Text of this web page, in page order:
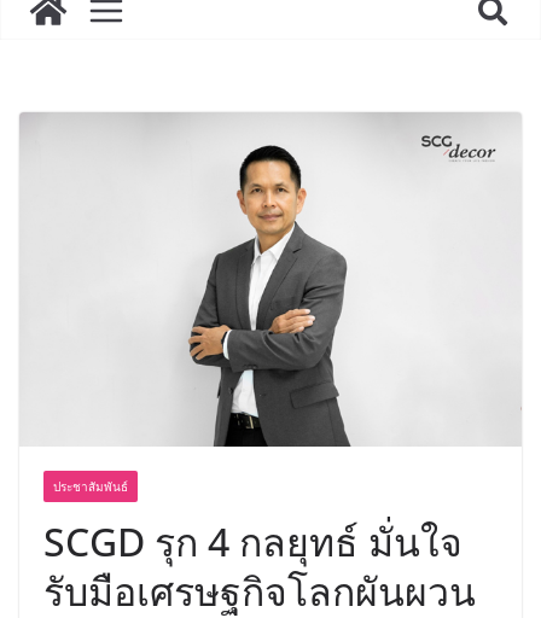
ได้เตรียมนักเรียนเพียงเพื่อก้าวเข้าสู่
เขาให้พร้อมเป็นผู้กำหนดอนาคต”
8.8 “ซูเลียน” รวมพลังนักธุรกิจทั่ว
ประเทศ จัดประชุมใหญ่แห่งปี พบ CEO
“ดร.ปิยะวัฒน์” ถ่ายทอดวิสัยทัศน์ธุรกิจ
พร้อมฟรีคอนเสิร์ต “โชค รถแห่” ยกวง
ประชาสัมพันธ์
SCGD รุก 4 กลยุทธ์ มั่นใจ
รับมือเศรษฐกิจโลกผันผวน